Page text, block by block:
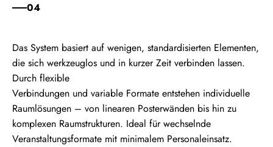
04
Das System basiert auf wenigen, standardisierten Elementen,
die sich werkzeuglos und in kurzer Zeit verbinden lassen.
Durch flexible
Verbindungen und variable Formate entstehen individuelle
Raumlösungen – von linearen Posterwänden bis hin zu
komplexen Raumstrukturen. Ideal für wechselnde
Veranstaltungsformate mit minimalem Personaleinsatz.